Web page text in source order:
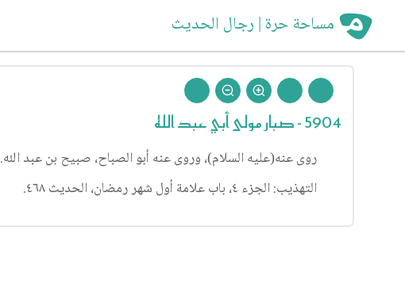
مساحة حرة | رجال الحديث
5904 - صبار مولى أبي عبد الله
روى عنه(عليه السلام)، وروى عنه أبو الصباح، صبيح بن عبد الله.
التهذيب: الجزء ٤، باب علامة أول شهر رمضان، الحديث ٤٦٨.